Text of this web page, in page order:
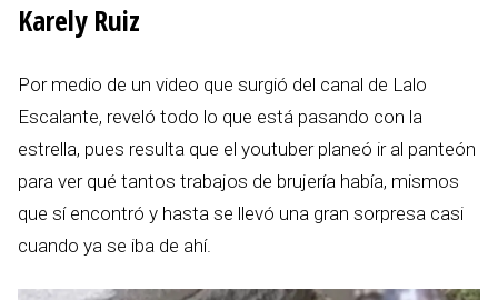
Karely Ruiz
Por medio de un video que surgió del canal de Lalo
Escalante, reveló todo lo que está pasando con la
estrella, pues resulta que el youtuber planeó ir al panteón
para ver qué tantos trabajos de brujería había, mismos
que sí encontró y hasta se llevó una gran sorpresa casi
cuando ya se iba de ahí.